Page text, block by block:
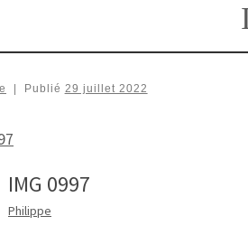
Publié 29 juillet 2022
IMG 0997
Philippe